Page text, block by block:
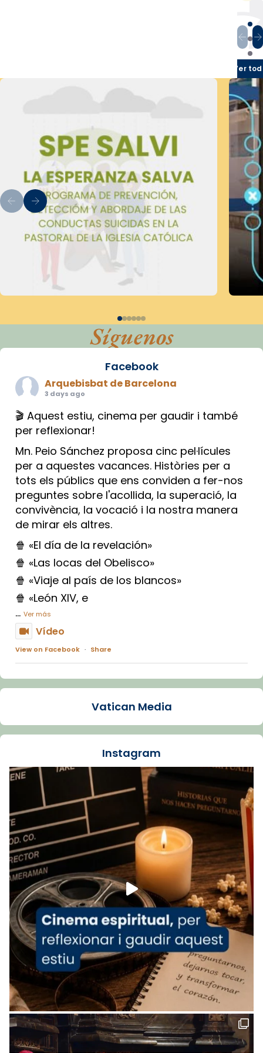
Ver
Síguenos
Facebook
Arquebisbat de Barcelona
3 days ago
🎬 Aquest estiu, cinema per gaudir i també
per reflexionar!
Mn. Peio Sánchez proposa cinc pel·lícules
per a aquestes vacances. Històries per a
tots els públics que ens conviden a fer-nos
preguntes sobre l'acollida, la superació, la
convivència, la vocació i la nostra manera
de mirar els altres.
🍿 «El día de la revelación»
🍿 «Las locas del Obelisco»
🍿 «Viaje al país de los blancos»
🍿 «León XIV, e
... Ver más
Vídeo
View on Facebook · Share
Arquebisbat de Barcelona
La Carmina va patir depressió. Fa gairebé
dos mesos, a l'Estadi Lluís Companys, la
Recupera l'entrevista comp
Vatican
tican News 👇
www.vaticannews.va/es/iglesia/news/2026-
07/carmina-historia-depresion-papa-viaje-
espana-testimoni...
Foto
View on Facebook · Share
Arquebisbat de Barcelona
2 weeks ago
«Avui les santes Juliana i Semproniana ens
ajuden a alçar la mirada»
Mons. Sergi Gordo, bisbe de Tortosa, ha
presidit aquest 27 de juliol la missa de Les
Santes de Mataró.
🔗tinyurl.com/cvu5jmbk
Vatican Media
Instagram